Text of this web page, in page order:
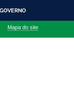
Mapa do site